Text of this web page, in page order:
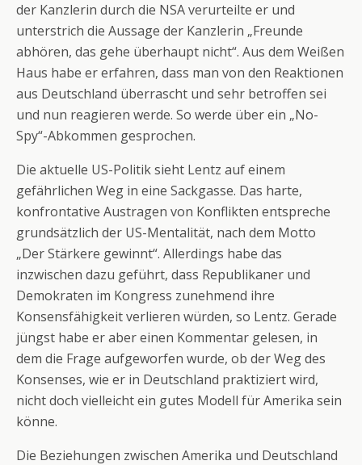
der Kanzlerin durch die NSA verurteilte er und
unterstrich die Aussage der Kanzlerin „Freunde
abhören, das gehe überhaupt nicht“. Aus dem Weißen
Haus habe er erfahren, dass man von den Reaktionen
aus Deutschland überrascht und sehr betroffen sei
und nun reagieren werde. So werde über ein „No-
Spy“-Abkommen gesprochen.
Die aktuelle US-Politik sieht Lentz auf einem
gefährlichen Weg in eine Sackgasse. Das harte,
konfrontative Austragen von Konflikten entspreche
grundsätzlich der US-Mentalität, nach dem Motto
„Der Stärkere gewinnt“. Allerdings habe das
inzwischen dazu geführt, dass Republikaner und
Demokraten im Kongress zunehmend ihre
Konsensfähigkeit verlieren würden, so Lentz. Gerade
jüngst habe er aber einen Kommentar gelesen, in
dem die Frage aufgeworfen wurde, ob der Weg des
Konsenses, wie er in Deutschland praktiziert wird,
nicht doch vielleicht ein gutes Modell für Amerika sein
könne.
Die Beziehungen zwischen Amerika und Deutschland